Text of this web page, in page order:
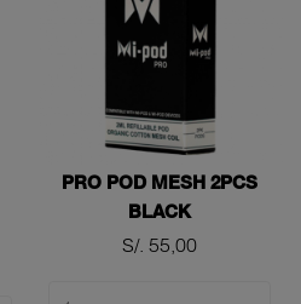
PRO POD MESH 2PCS
BLACK
Precio
S/. 55,00